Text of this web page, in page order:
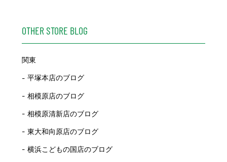
OTHER STORE BLOG
関東
平塚本店のブログ
相模原店のブログ
相模原清新店のブログ
東大和向原店のブログ
横浜こどもの国店のブログ